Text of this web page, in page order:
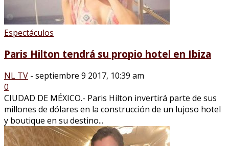
Espectáculos
Paris Hilton tendrá su propio hotel en Ibiza
NL TV - septiembre 9 2017, 10:39 am
0
CIUDAD DE MÉXICO.- Paris Hilton invertirá parte de sus
millones de dólares en la construcción de un lujoso hotel
y boutique en su destino...